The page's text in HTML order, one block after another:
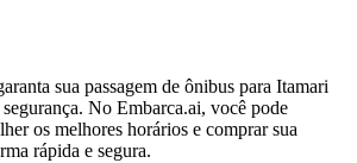
sua passagem de ônibus para Itamari
No Embarca.ai, você pode
os melhores horários e comprar sua
rápida e segura.